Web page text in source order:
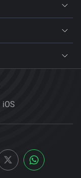
iOS